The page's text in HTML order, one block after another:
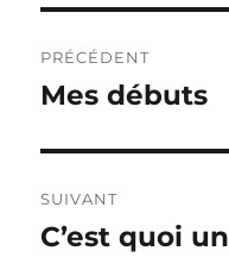
de
PRÉCÉDENT
Publication
Mes débuts
SUIVANT
Publication
C’est quoi